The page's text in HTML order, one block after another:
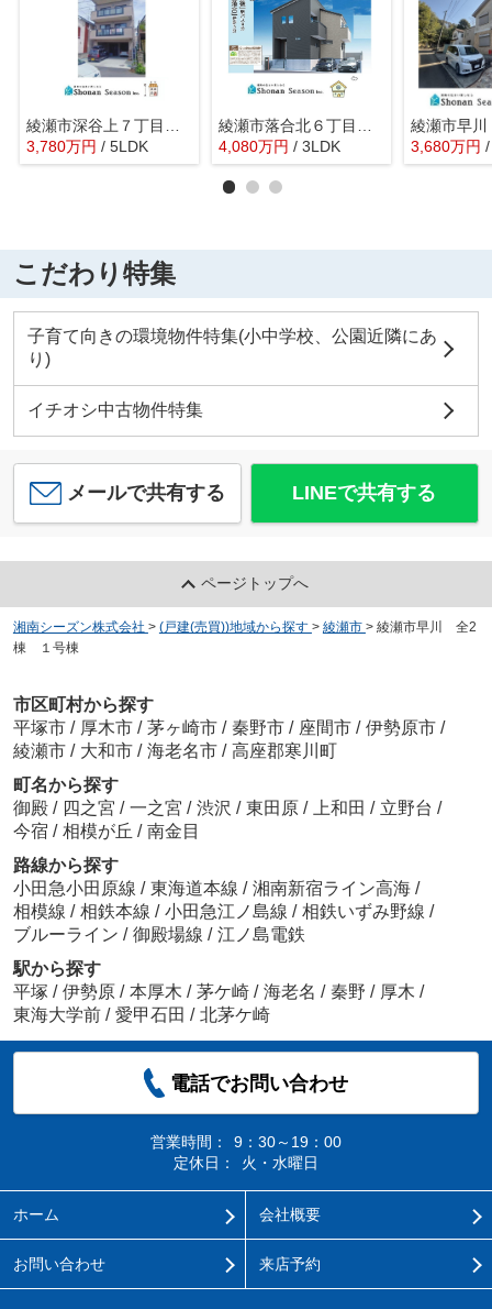
綾瀬市深谷上７丁目 中古戸建 33.06坪
3,780万円 / 5LDK
綾瀬市落合北６丁目 新築戸建 全１棟
4,080万円 / 3LDK 3,680万円
こだわり特集
子育て向きの環境物件特集(小中学校、公園近隣にあ
り)
イチオシ中古物件特集
メールで共有する LINEで共有する
ページトップへ
湘南シーズン株式会社 > (戸建(売買))地域から探す > 綾瀬市 > 綾瀬市早川 全2
棟 １号棟
市区町村から探す
平塚市 / 厚木市 / 茅ヶ崎市 / 秦野市 / 座間市 / 伊勢原市 /
綾瀬市 / 大和市 / 海老名市 / 高座郡寒川町
町名から探す
御殿 / 四之宮 / 一之宮 / 渋沢 / 東田原 / 上和田 / 立野台 /
今宿 / 相模が丘 / 南金目
路線から探す
小田急小田原線 / 東海道本線 / 湘南新宿ライン高海 /
相模線 / 相鉄本線 / 小田急江ノ島線 / 相鉄いずみ野線 /
ブルーライン / 御殿場線 / 江ノ島電鉄
駅から探す
平塚 / 伊勢原 / 本厚木 / 茅ケ崎 / 海老名 / 秦野 / 厚木 /
東海大学前 / 愛甲石田 / 北茅ケ崎
電話でお問い合わせ
営業時間：
9：30～19：00
定休日：
火・水曜日
ホーム 会社概要
お問い合わせ 来店予約